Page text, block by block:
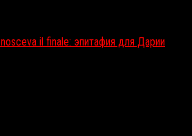
il finale: эпитафия для Дарии